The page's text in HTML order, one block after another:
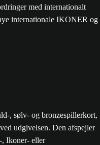
med internationalt
internationale IKONER og
, sølv- og bronzespillerkort,
udgivelsen. Den afspejler
Ikoner- eller